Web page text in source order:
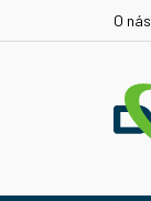
O nás